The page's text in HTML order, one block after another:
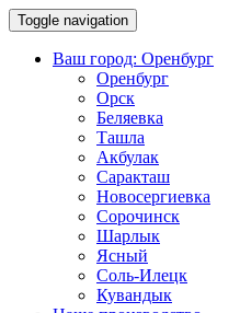
Toggle navigation
Ваш город: Оренбург
Оренбург
Орск
Беляевка
Ташла
Акбулак
Саракташ
Новосергиевка
Сорочинск
Шарлык
Ясный
Соль-Илецк
Кувандык